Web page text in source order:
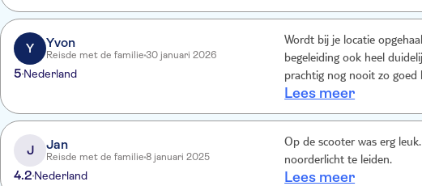
Y Yvon
Reisde met de familie 30 januari 2026
5 Nederland
Wordt bij je locatie
begeleiding ook heel
prachtig nog nooit zo goed
hele lange tour we hebben
Lees meer
J Jan
Reisde met de familie 8 januari 2025
4.2 Nederland
Op de scooter was erg
noorderlicht te leiden.
Lees meer